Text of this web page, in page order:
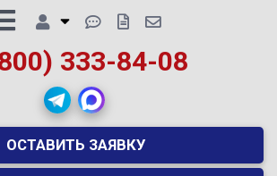
333-84-08
ОСТАВИТЬ ЗАЯВКУ